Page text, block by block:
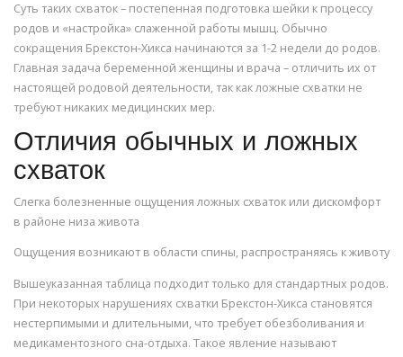
Суть таких схваток – постепенная подготовка шейки к процессу
родов и «настройка» слаженной работы мышц. Обычно
сокращения Брекстон-Хикса начинаются за 1-2 недели до родов.
Главная задача беременной женщины и врача – отличить их от
настоящей родовой деятельности, так как ложные схватки не
требуют никаких медицинских мер.
Отличия обычных и ложных
схваток
Слегка болезненные ощущения ложных схваток или дискомфорт
в районе низа живота
Ощущения возникают в области спины, распространяясь к животу
Вышеуказанная таблица подходит только для стандартных родов.
При некоторых нарушениях схватки Брекстон-Хикса становятся
нестерпимыми и длительными, что требует обезболивания и
медикаментозного сна-отдыха. Такое явление называют